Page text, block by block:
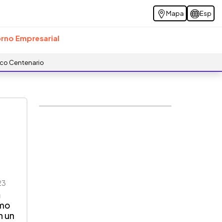
Mapa Esp
Empresarial
Centenario
un